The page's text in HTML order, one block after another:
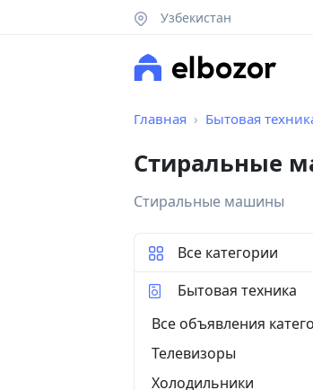
Узбекистан
Главная Бытовая
Стиральные
Стиральные машины
Все категории
Бытовая техника
Все объявления
Телевизоры
Холодильники